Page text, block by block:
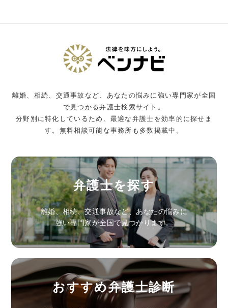
離婚、相続、交通事故など、あなたの悩みに強い専門家が全国
で見つかる弁護士検索サイト。
分野別に特化しているため、最適な弁護士を効率的に探せま
す。無料相談可能な事務所も多数掲載中。
弁護士を探す
離婚、相続、交通事故など、あなたの悩みに
強い専門家が全国で見つかります。
おすすめ弁護士診断